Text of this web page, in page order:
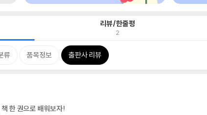
리뷰/한줄평
2
류 품목정보 출판사 리뷰
한 권으로 배워보자!